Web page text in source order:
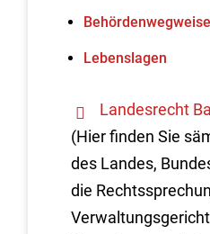
Lebenslagen
Landesrecht
(Hier finden Sie
des Landes,
die